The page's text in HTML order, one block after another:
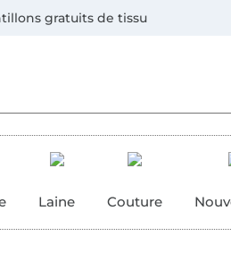
gratuits de tissu
Laine Couture
Carte bleue, PayPal,